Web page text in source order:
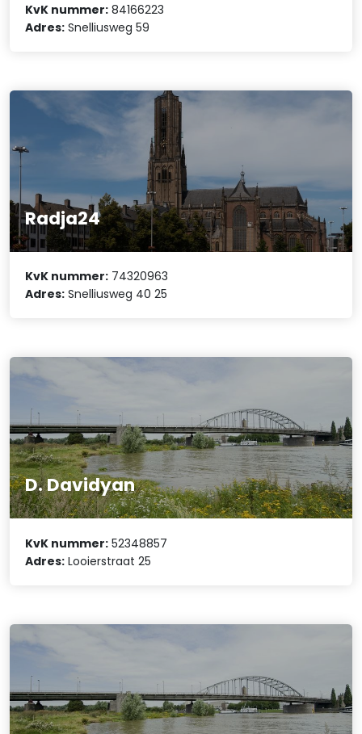
KvK nummer: 84166223
Adres: Snelliusweg 59
Radja24
KvK nummer: 74320963
Adres: Snelliusweg 40 25
D. Davidyan
KvK nummer: 52348857
Adres: Looierstraat 25